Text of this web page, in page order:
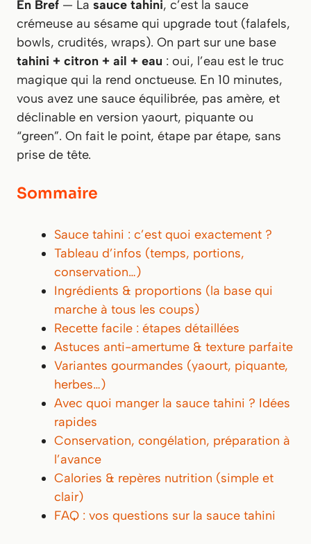
En Bref — La sauce tahini, c’est la sauce
crémeuse au sésame qui upgrade tout (falafels,
bowls, crudités, wraps). On part sur une base
tahini + citron + ail + eau : oui, l’eau est le truc
magique qui la rend onctueuse. En 10 minutes,
vous avez une sauce équilibrée, pas amère, et
déclinable en version yaourt, piquante ou
“green”. On fait le point, étape par étape, sans
prise de tête.
Sommaire
Sauce tahini : c’est quoi exactement ?
Tableau d’infos (temps, portions,
conservation…)
Ingrédients & proportions (la base qui
marche à tous les coups)
Recette facile : étapes détaillées
Astuces anti-amertume & texture parfaite
Variantes gourmandes (yaourt, piquante,
herbes…)
Avec quoi manger la sauce tahini ? Idées
rapides
Conservation, congélation, préparation à
l’avance
Calories & repères nutrition (simple et
clair)
FAQ : vos questions sur la sauce tahini